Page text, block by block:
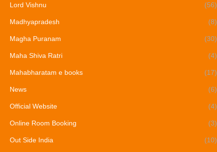
Lord Vishnu (56)
Madhyapradesh (8)
Magha Puranam (30)
Maha Shiva Ratri (4)
Mahabharatam e books (17)
News (6)
Official Website (4)
Online Room Booking (3)
Out Side India (10)